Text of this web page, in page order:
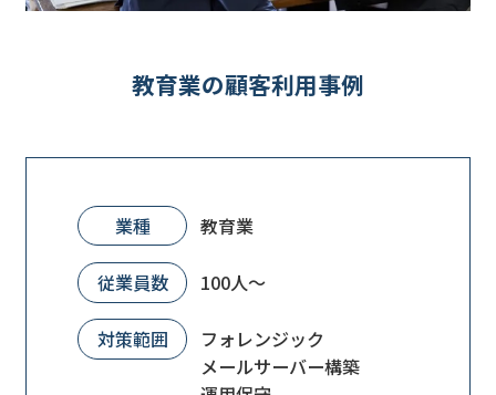
教育業の顧客利用事例
業種 教育業
従業員数 100人～
対策範囲
フォレンジック
メールサーバー構築